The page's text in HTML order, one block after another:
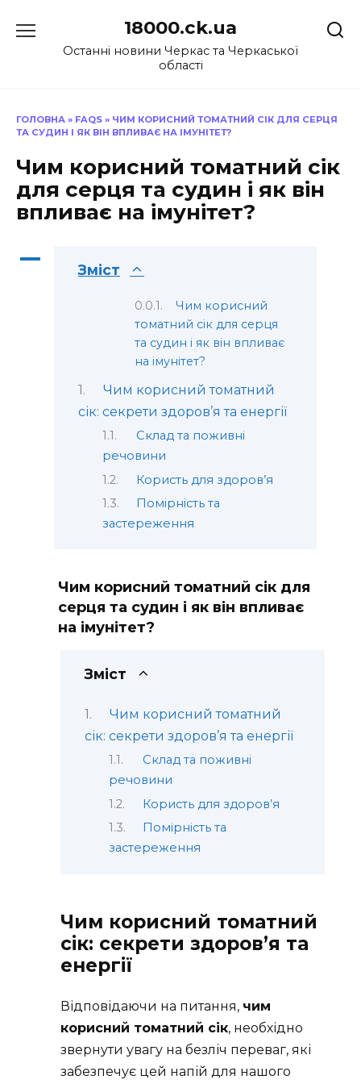
до
18000.ck.ua
Останні новини Черкас та Черкаської
області
ГОЛОВНА » FAQS » ЧИМ КОРИСНИЙ ТОМАТНИЙ СІК ДЛЯ СЕРЦЯ
ТА СУДИН І ЯК ВІН ВПЛИВАЄ НА ІМУНІТЕТ?
Чим корисний томатний сік
для серця та судин і як він
впливає на імунітет?
A Зміст
Чим корисний
томатний сік для серця
та судин і як він впливає
на імунітет?
Чим корисний томатний
сік: секрети здоров’я та енергії
Склад та поживні
речовини
Користь для здоров’я
Помірність та
застереження
Чим корисний томатний сік для
серця та судин і як він впливає
на імунітет?
Зміст
Чим корисний томатний
сік: секрети здоров’я та енергії
Склад та поживні
речовини
Користь для здоров’я
Помірність та
застереження
Чим корисний томатний
сік: секрети здоров’я та
енергії
Відповідаючи на питання, чим
корисний томатний сік, необхідно
звернути увагу на безліч переваг, які
забезпечує цей напій для нашого